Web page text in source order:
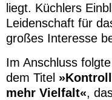
liegt. Küchlers
Leidenschaft für
großes Interesse
Im Anschluss
dem Titel
mehr Vielfalt«,